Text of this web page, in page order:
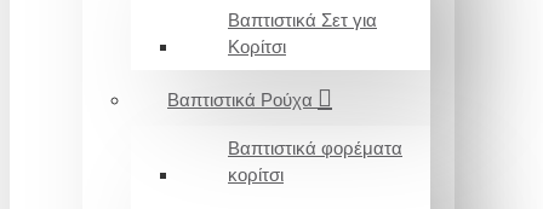
Βαπτιστικά Σετ για
Κορίτσι
Βαπτιστικά Ρούχα
Βαπτιστικά φορέματα
κορίτσι